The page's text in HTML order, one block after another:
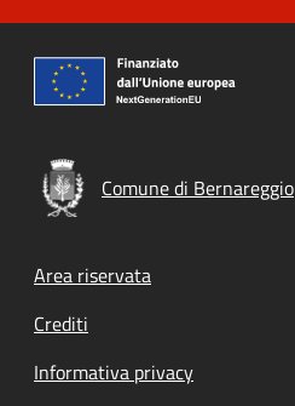
Comune di Bernareggio
Footer menu
Area riservata
Crediti
Informativa privacy